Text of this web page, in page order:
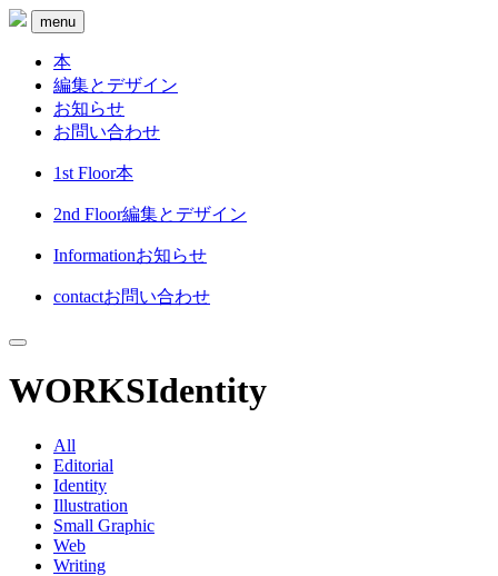
menu
本
編集とデザイン
お知らせ
お問い合わせ
1st Floor本
2nd Floor編集とデザイン
Informationお知らせ
contactお問い合わせ
WORKSIdentity
All
Editorial
Identity
Illustration
Small Graphic
Web
Writing